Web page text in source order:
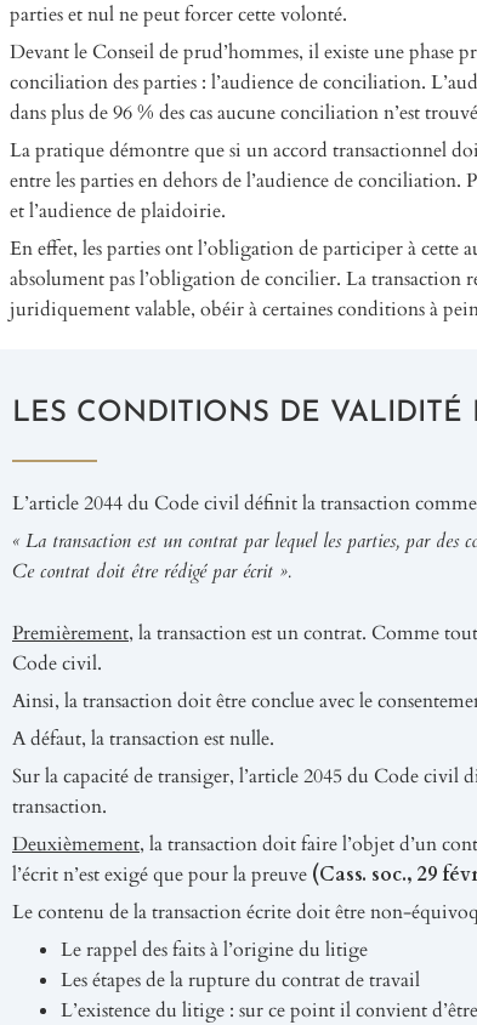
parties et nul ne peut forcer cette volonté.
Devant le Conseil de prud’hommes, il existe une phase
conciliation des parties : l’audience de conciliation.
dans plus de 96 % des cas aucune conciliation n’est
La pratique démontre que si un accord transactionnel
entre les parties en dehors de l’audience de
et l’audience de plaidoirie.
En effet, les parties ont l’obligation de participer à cette
absolument pas l’obligation de concilier. La transaction
juridiquement valable, obéir à certaines conditions à
LES CONDITIONS DE VALIDITÉ
L’article 2044 du Code civil définit la transaction
« La transaction est un contrat par lequel les parties, par des
Ce contrat doit être rédigé par écrit ».
Premièrement, la transaction est un contrat. Comme
Code civil.
Ainsi, la transaction doit être conclue avec le
A défaut, la transaction est nulle.
Sur la capacité de transiger, l’article 2045 du Code civil
transaction.
Deuxièmement, la transaction doit faire l’objet d’un
l’écrit n’est exigé que pour la preuve (Cass. soc., 29
Le contenu de la transaction écrite doit être non-
Le rappel des faits à l’origine du litige
Les étapes de la rupture du contrat de travail
L’existence du litige : sur ce point il convient